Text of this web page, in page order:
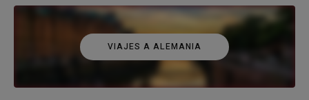
VIAJES A ALEMANIA